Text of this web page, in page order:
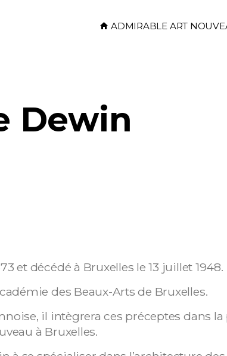
ADMIRABLE ART
Dewin
et décédé à Bruxelles le 13 juillet 1948.
des Beaux-Arts de Bruxelles.
il intègrera ces préceptes dans
à Bruxelles.